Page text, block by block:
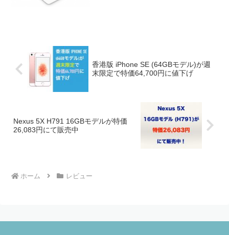
香港版 iPhone SE (64GBモデル)が週
末限定で特価64,700円に値下げ
Nexus 5X H791 16GBモデルが特価
26,083円にて販売中
ホーム レビュー